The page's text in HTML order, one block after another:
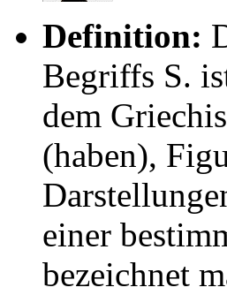
Definition:
Begriffs S.
dem
(haben),
einer
bezeichnet